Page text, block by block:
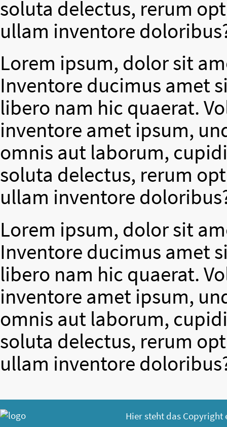
soluta delectus, rerum
ullam inventore
Lorem ipsum, dolor sit
Inventore ducimus amet
libero nam hic quaerat.
inventore amet ipsum,
omnis aut laborum,
soluta delectus, rerum
ullam inventore
Lorem ipsum, dolor sit
Inventore ducimus amet
libero nam hic quaerat.
inventore amet ipsum,
omnis aut laborum,
soluta delectus, rerum
ullam inventore
Hier steht das Copyright